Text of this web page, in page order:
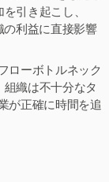
引き起こし、
の利益に直接影響
ローボトルネック
織は不十分なタ
が正確に時間を追